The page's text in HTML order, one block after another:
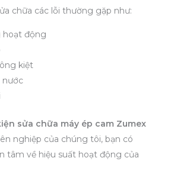
chữa các lỗi thường gặp như:
hoạt động
kiệt
nước
sửa chữa máy ép cam Zumex
nghiệp của chúng tôi, bạn có
tâm về hiệu suất hoạt động của